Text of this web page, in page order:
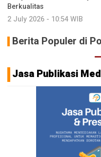
Berkualitas
2 July 2026 - 10:54 WIB
Berita Populer di
Jasa Publikasi